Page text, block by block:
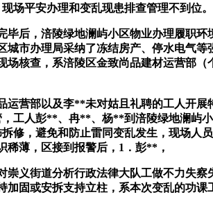
场平安办理和变乱现患排查管理不到位。
，涪陵绿地澜屿小区物业办理履职环
市办理局采纳了冻结房产、停水电气
核查，系涪陵区金致尚品建材运营部
营部以及李**未对姑且礼聘的工人开展
工人彭**、冉**、杨**到涪陵绿地澜屿
修，避免和防止雷同变乱发生，现场
薄，区接到报警后，1．彭**，
街道分析行政法律大队工做不力失察
固或安拆支持立柱，系本次变乱的功